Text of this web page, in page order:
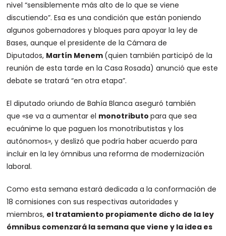
nivel “sensiblemente más alto de lo que se viene
discutiendo”. Esa es una condición que están poniendo
algunos gobernadores y bloques para apoyar la ley de
Bases, aunque el presidente de la Cámara de
Diputados, Martín Menem (quien también participó de la
reunión de esta tarde en la Casa Rosada) anunció que este
debate se tratará “en otra etapa”.
El diputado oriundo de Bahía Blanca aseguró también
que «se va a aumentar el monotributopara que sea
ecuánime lo que paguen los monotributistas y los
autónomos», y deslizó que podría haber acuerdo para
incluir en la ley ómnibus una reforma de modernización
laboral.
Como esta semana estará dedicada a la conformación de
18 comisiones con sus respectivas autoridades y
miembros, el tratamiento propiamente dicho de la ley
ómnibus comenzará la semana que viene y la idea es